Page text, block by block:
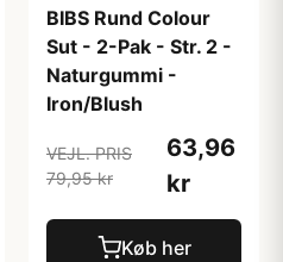
BIBS Rund Colour
Sut - 2-Pak - Str. 2 -
Naturgummi -
Iron/Blush
VEJL. PRIS
79,95 kr
63,96
kr
Køb her